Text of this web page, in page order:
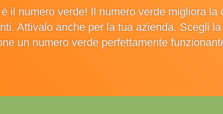
il numero verde! Il numero verde migliora
Attivalo anche per la tua azienda. Scegli
un numero verde perfettamente